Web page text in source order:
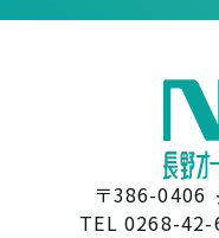
〒386-0406
TEL 0268-42-